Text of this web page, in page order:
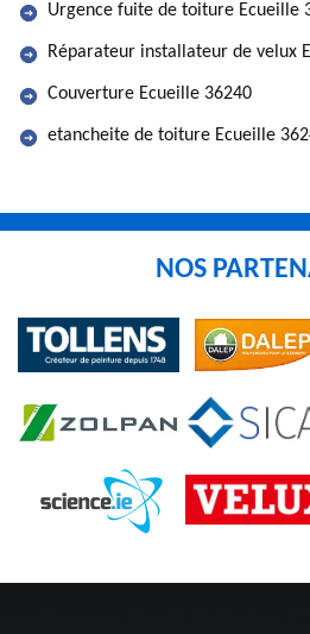
Urgence fuite de toiture Ecueille
Réparateur installateur de velux
Couverture Ecueille 36240
etancheite de toiture Ecueille
NOS